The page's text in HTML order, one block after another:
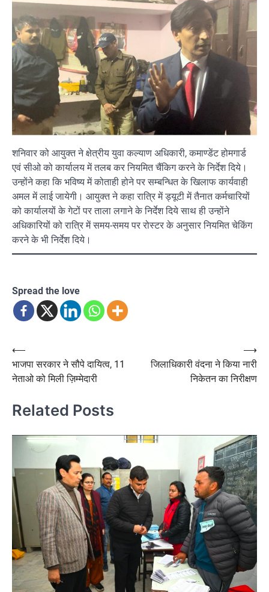
शनिवार को आयुक्त ने क्षेत्रीय युवा कल्याण अधिकारी, कमाण्डेंट होमगार्ड
एवं सीओ को कार्यालय में तलब कर नियमित चैंकिग करने के निर्देश दिये।
उन्होंने कहा कि भविष्य में कोताही होने पर सम्बन्धित के खिलाफ कार्यवाही
अमल में लाई जायेगी। आयुक्त ने कहा रात्रि में ड्यूटी में तैनात कर्मचारियों
को कार्यालयों के गेटों पर ताला लगाने के निर्देश दिये साथ ही उन्होंने
अधिकारियों को रात्रि में समय-समय पर रोस्टर के अनुसार नियमित चेकिंग
करने के भी निर्देश दिये।
Spread the love
Post
navigation
⟵
भाजपा सरकार ने सौपे दायित्व, 11
नेताओ को मिली ज़िम्मेदारी
जिलाधिकारी वंदना ने किया नारी
निकेतन का निरीक्षण
⟶
Related Posts